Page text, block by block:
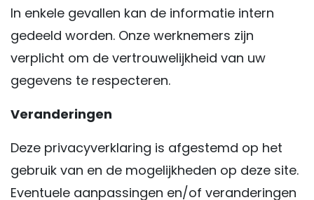
In enkele gevallen kan de informatie intern
gedeeld worden. Onze werknemers zijn
verplicht om de vertrouwelijkheid van uw
gegevens te respecteren.
Veranderingen
Deze privacyverklaring is afgestemd op het
gebruik van en de mogelijkheden op deze site.
Eventuele aanpassingen en/of veranderingen